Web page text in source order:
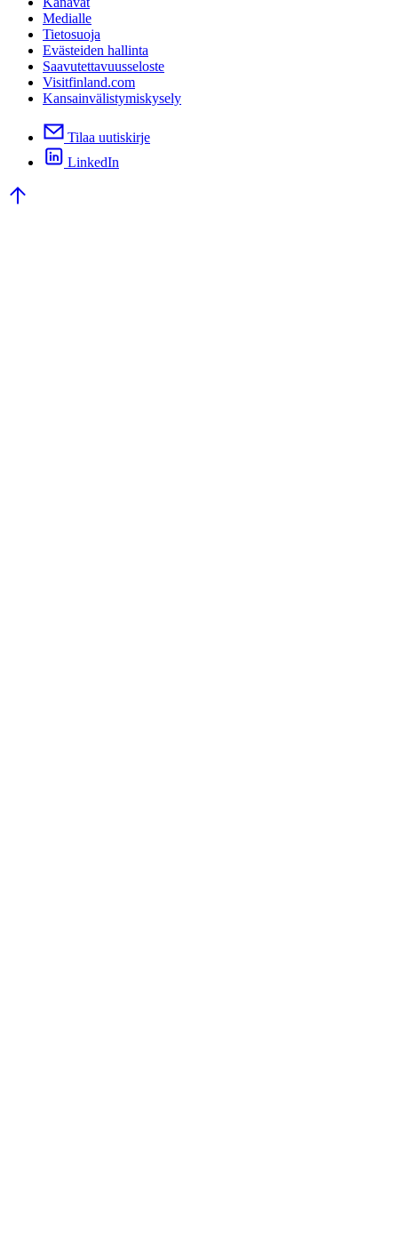
Medialle
Tietosuoja
Evästeiden hallinta
Saavutettavuusseloste
Visitfinland.com
Kansainvälistymiskysely
Tilaa uutiskirje
LinkedIn